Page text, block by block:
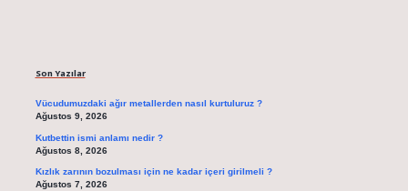
Son Yazılar
Vücudumuzdaki ağır metallerden nasıl kurtuluruz ?
Ağustos 9, 2026
Kutbettin ismi anlamı nedir ?
Ağustos 8, 2026
Kızlık zarının bozulması için ne kadar içeri girilmeli ?
Ağustos 7, 2026